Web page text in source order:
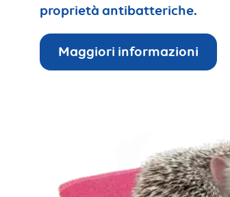
proprietà antibatteriche.
Maggiori informazioni